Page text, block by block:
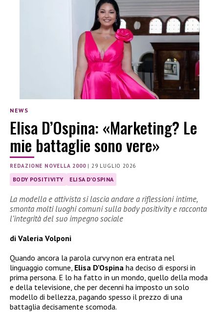
NEWS
Elisa D’Ospina: «Marketing? Le
mie battaglie sono vere»
REDAZIONE NOVELLA 2000|29 LUGLIO 2026
BODY POSITIVITY ELISA D'OSPINA
La modella e attivista si lascia andare a riflessioni intime,
smonta molti luoghi comuni sulla body positivity e racconta
l’integrità del suo impegno sociale
di Valeria Volponi
Quando ancora la parola curvy non era entrata nel
linguaggio comune, Elisa D’Ospina ha deciso di esporsi in
prima persona. E lo ha fatto in un mondo, quello della moda
e della televisione, che per decenni ha imposto un solo
modello di bellezza, pagando spesso il prezzo di una
battaglia decisamente scomoda.